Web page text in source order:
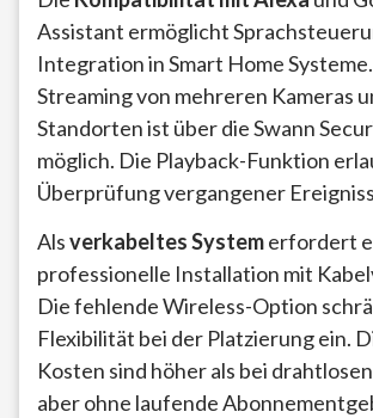
Assistant ermöglicht
Integration in Smart Home
Streaming von mehreren Kameras
Standorten ist über die Swann
möglich. Die Playback-Funktion
Überprüfung vergangener
Alsverkabeltes Systemerfordert
professionelle Installation mit
Die fehlende Wireless-Option
Flexibilität bei der Platzierung ein.
Kosten sind höher als bei
aber ohne laufende